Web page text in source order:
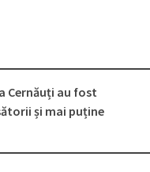
Cernăuți au fost
și mai puține